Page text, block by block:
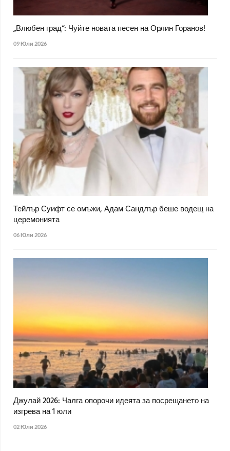
„Влюбен град“: Чуйте новата песен на Орлин Горанов!
09 Юли 2026
Тейлър Суифт се омъжи, Адам Сандлър беше водещ на
церемонията
06 Юли 2026
Джулай 2026: Чалга опорочи идеята за посрещането на
изгрева на 1 юли
02 Юли 2026